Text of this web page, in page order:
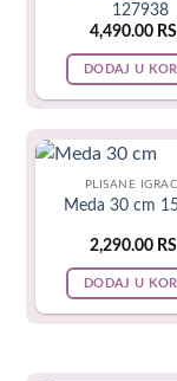
127938
4,490.00
DODAJ U
PLISANE
Meda 30 cm
2,290.00
DODAJ U